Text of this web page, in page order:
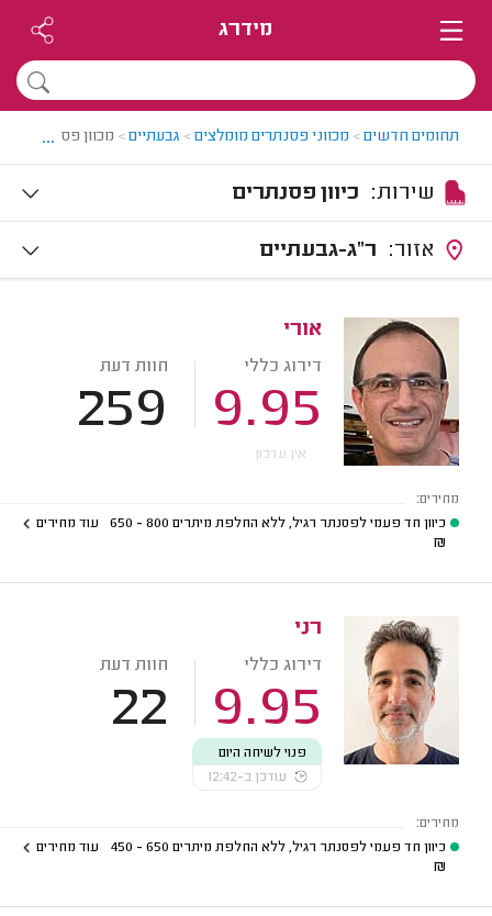
מידרג
תחומים חדשים> מכווני פסנתרים מומלצים> גבעתיים> מכוון פסנתרים
...
כיוון פסנתרים
ר"ג-גבעתיים
אורי
דירוג כללי
9.95
חוות דעת
259
אין עדכון
מחירים:
כיוון חד פעמי לפסנתר רגיל, ללא החלפת מיתרים 800 - 650
₪
עוד מחירים
רני
דירוג כללי
9.95
חוות דעת
22
פנוי לשיחה היום
עודכן ב-12:42
מחירים:
כיוון חד פעמי לפסנתר רגיל, ללא החלפת מיתרים 650 - 450
₪
עוד מחירים